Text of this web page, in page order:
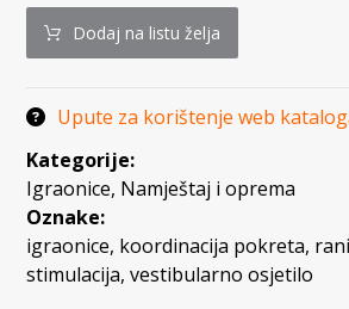
Dodaj na listu želja
Upute za korištenje web
Kategorije:
Igraonice, Namještaj i oprema
Oznake:
igraonice, koordinacija pokreta,
stimulacija,vestibularno osjetilo